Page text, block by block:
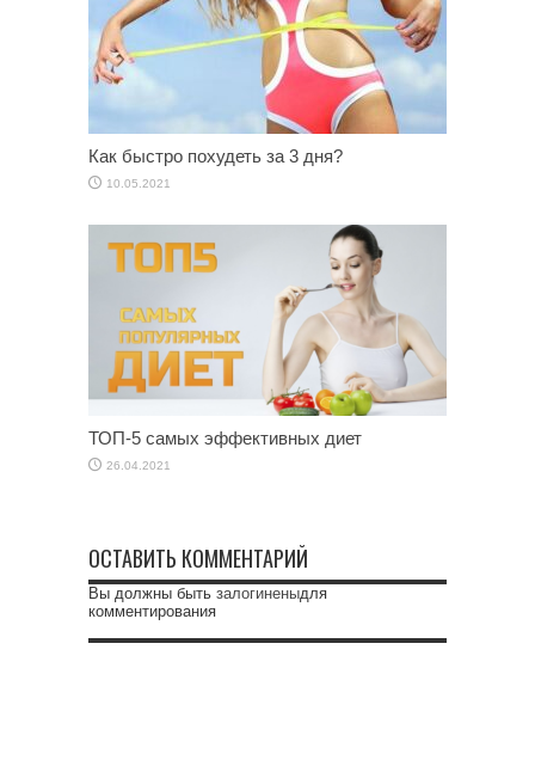
Как быстро похудеть за 3 дня?
10.05.2021
ТОП-5 самых эффективных диет
26.04.2021
ОСТАВИТЬ КОММЕНТАРИЙ
Вы должны быть залогиненыдля
комментирования